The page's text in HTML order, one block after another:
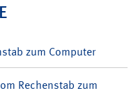
zum Computer
Rechenstab zum